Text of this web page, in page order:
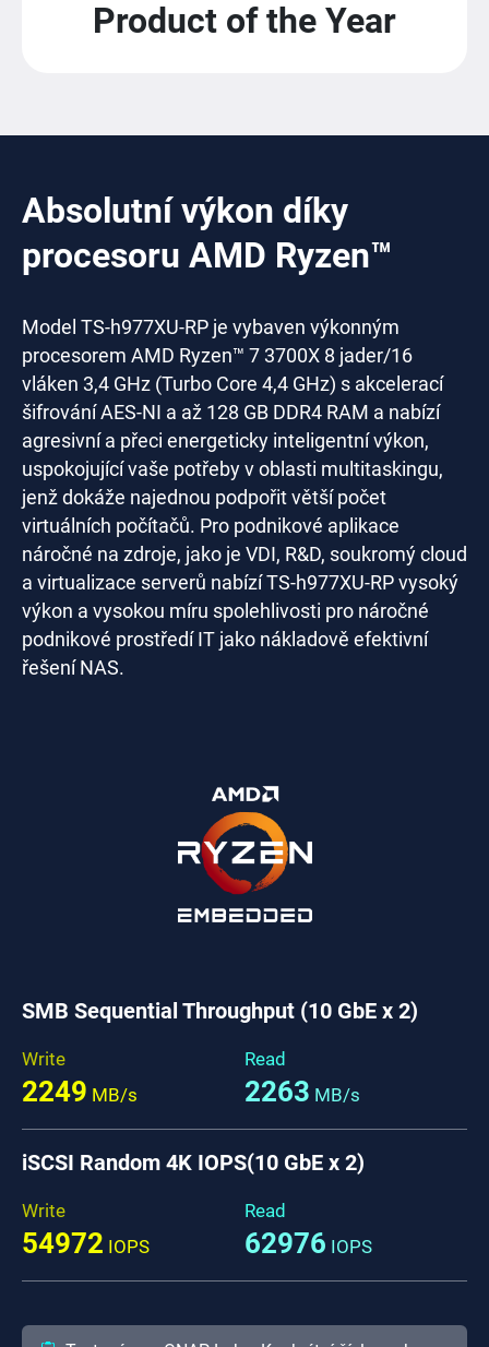
Product of the Year
Absolutní výkon díky
procesoru AMD Ryzen™
Model TS-h977XU-RP je vybaven výkonným
procesorem AMD Ryzen™ 7 3700X 8 jader/16
vláken 3,4 GHz (Turbo Core 4,4 GHz) s akcelerací
šifrování AES-NI a až 128 GB DDR4 RAM a nabízí
agresivní a přeci energeticky inteligentní výkon,
uspokojující vaše potřeby v oblasti multitaskingu,
jenž dokáže najednou podpořit větší počet
virtuálních počítačů. Pro podnikové aplikace
náročné na zdroje, jako je VDI, R&D, soukromý cloud
a virtualizace serverů nabízí TS-h977XU-RP vysoký
výkon a vysokou míru spolehlivosti pro náročné
podnikové prostředí IT jako nákladově efektivní
řešení NAS.
SMB Sequential Throughput (10 GbE x 2)
Write
2249 MB/s
Read
2263 MB/s
iSCSI Random 4K IOPS(10 GbE x 2)
Write
54972 IOPS
Read
62976 IOPS